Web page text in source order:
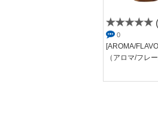
0
[AROMA/
（アロマ/フレ